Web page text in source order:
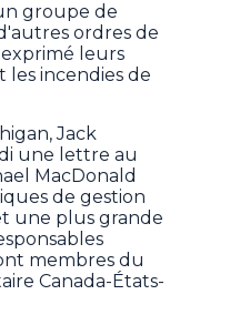
groupe de
ordres de
leurs
incendies de
Jack
une lettre au
MacDonald
de gestion
une plus grande
membres du
Canada-États-